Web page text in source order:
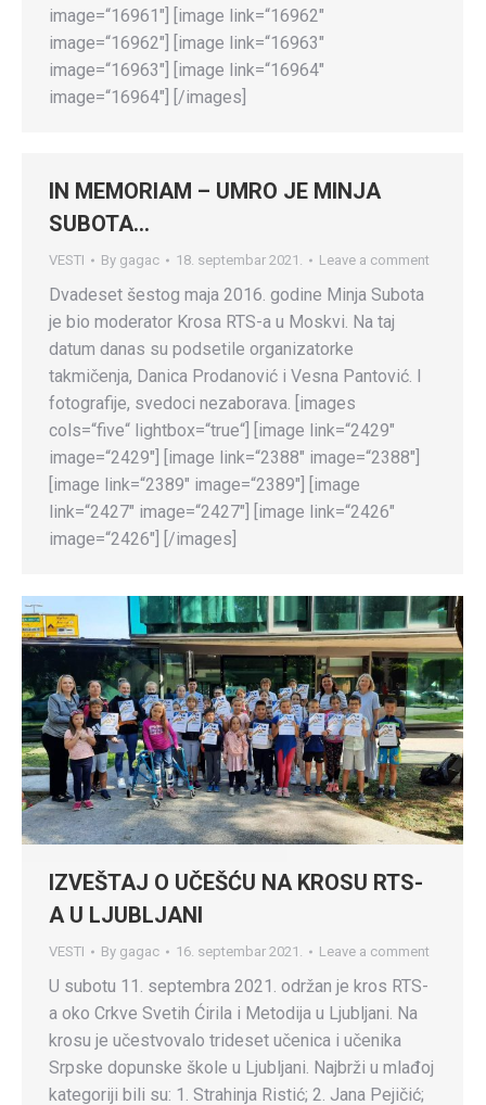
image=“16961″] [image link=“16962″
image=“16962″] [image link=“16963″
image=“16963″] [image link=“16964″
image=“16964″] [/images]
IN MEMORIAM – UMRO JE MINJA
SUBOTA…
VESTI By gagac 18. septembar 2021. Leave a comment
Dvadeset šestog maja 2016. godine Minja Subota
je bio moderator Krosa RTS-a u Moskvi. Na taj
datum danas su podsetile organizatorke
takmičenja, Danica Prodanović i Vesna Pantović. I
fotografije, svedoci nezaborava. [images
cols=“five“ lightbox=“true“] [image link=“2429″
image=“2429″] [image link=“2388″ image=“2388″]
[image link=“2389″ image=“2389″] [image
link=“2427″ image=“2427″] [image link=“2426″
image=“2426″] [/images]
IZVEŠTAJ O UČEŠĆU NA KROSU RTS-
A U LJUBLJANI
VESTI By gagac 16. septembar 2021. Leave a comment
U subotu 11. septembra 2021. održan je kros RTS-
a oko Crkve Svetih Ćirila i Metodija u Ljubljani. Na
krosu je učestvovalo trideset učenica i učenika
Srpske dopunske škole u Ljubljani. Najbrži u mlađoj
kategoriji bili su: 1. Strahinja Ristić; 2. Jana Pejičić;